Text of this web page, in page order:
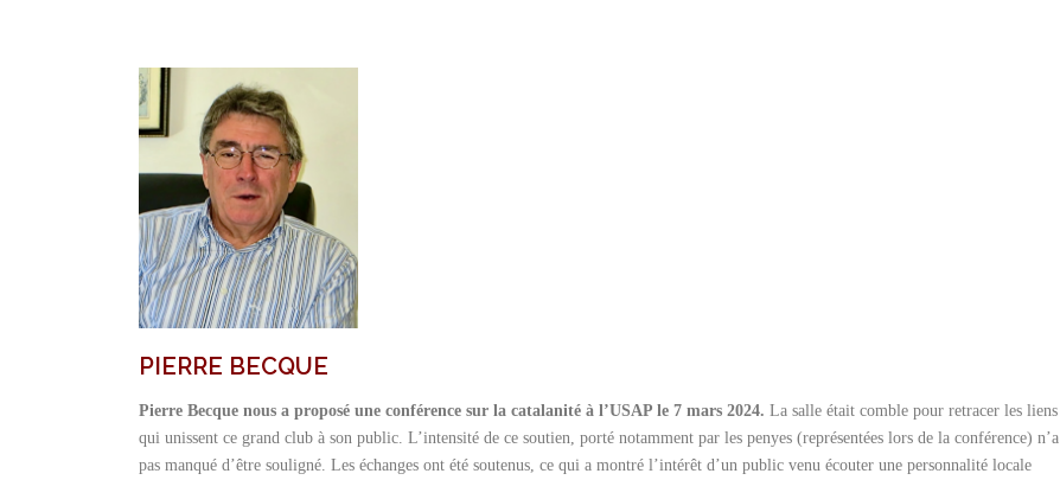
PIERRE BECQUE
Pierre Becque nous a proposé une conférence sur la catalanité à l’USAP le 7 mars 2024. La salle était comble pour retracer les liens
qui unissent ce grand club à son public. L’intensité de ce soutien, porté notamment par les penyes (représentées lors de la conférence) n’a
pas manqué d’être souligné. Les échanges ont été soutenus, ce qui a montré l’intérêt d’un public venu écouter une personnalité locale